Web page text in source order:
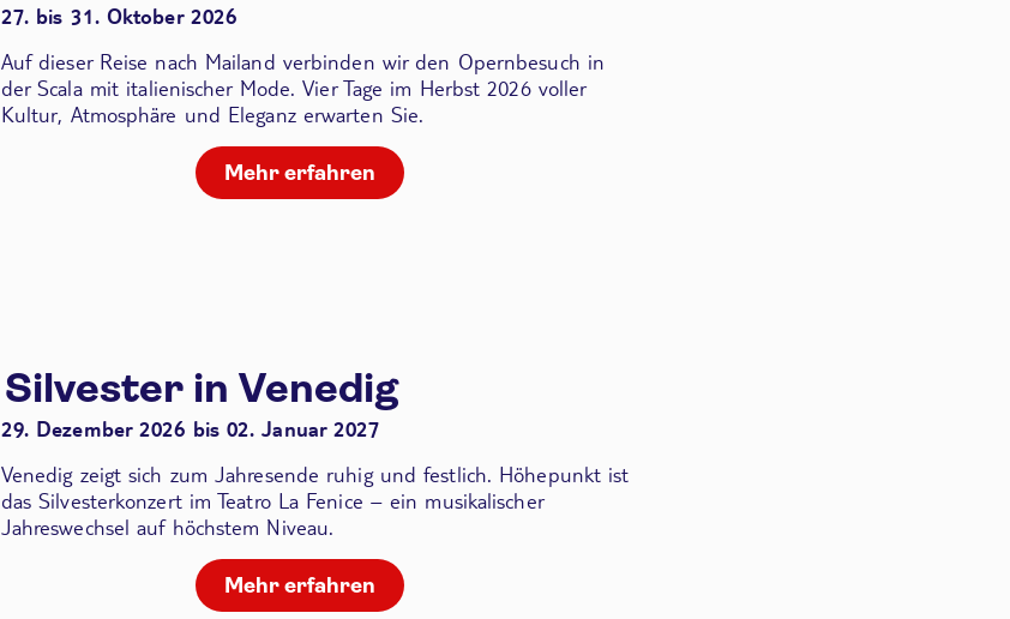
27. bis 31. Oktober 2026
Auf dieser Reise nach Mailand verbinden wir den Opernbesuch in
der Scalamit italienischer Mode. Vier Tage im Herbst 2026 voller
Kultur, Atmosphäre und Eleganz erwarten Sie.
Mehr erfahren
Silvester in Venedig
29. Dezember 2026 bis 02. Januar 2027
Venedig zeigt sich zum Jahresende ruhig und festlich. Höhepunkt ist
das Silvesterkonzert im Teatro La Fenice – ein musikalischer
Jahreswechsel auf höchstem Niveau.
Mehr erfahren